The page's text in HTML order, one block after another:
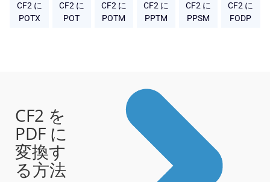
CF2 に
POTX
CF2 に
POT
CF2 に
POTM
CF2 に
PPTM
CF2 に
PPSM
CF2 に
FODP
CF2 を
PDF に
変換す
る方法